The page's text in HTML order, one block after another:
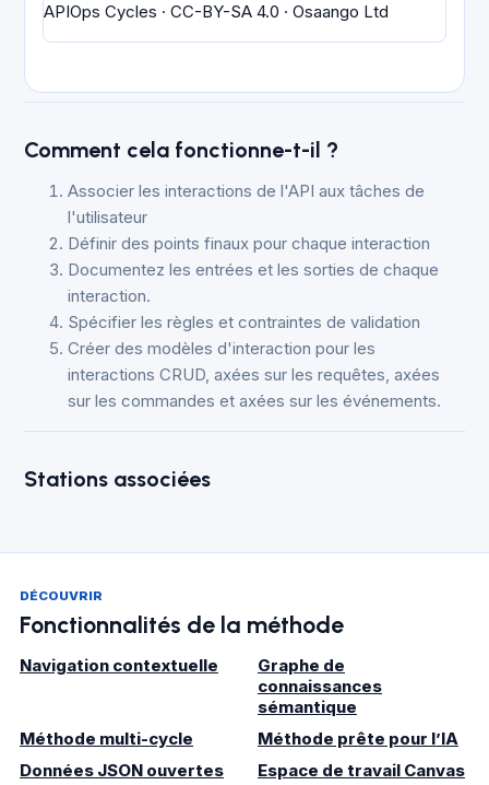
APIOps Cycles · CC-BY-SA 4.0 · Osaango Ltd
Comment cela fonctionne-t-il ?
Associer les interactions de l'API aux tâches de
l'utilisateur
Définir des points finaux pour chaque interaction
Documentez les entrées et les sorties de chaque
interaction.
Spécifier les règles et contraintes de validation
Créer des modèles d'interaction pour les
interactions CRUD, axées sur les requêtes, axées
sur les commandes et axées sur les événements.
Stations associées
DÉCOUVRIR
Fonctionnalités de la méthode
Navigation contextuelle
Graphe de
connaissances
sémantique
Méthode multi-cycle
Méthode prête pour l’IA
Données JSON ouvertes
Espace de travail Canvas